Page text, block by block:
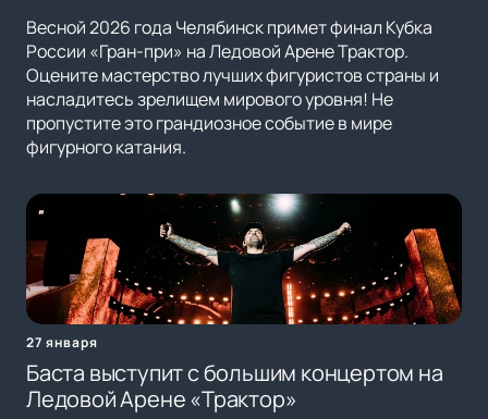
Весной 2026 года Челябинск примет финал Кубка
России «Гран-при» на Ледовой Арене Трактор.
Оцените мастерство лучших фигуристов страны и
насладитесь зрелищем мирового уровня! Не
пропустите это грандиозное событие в мире
фигурного катания.
27 января
Баста выступит с большим концертом на
Ледовой Арене «Трактор»